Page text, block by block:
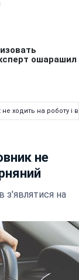
ходить на роботу і
не
з'являтися на